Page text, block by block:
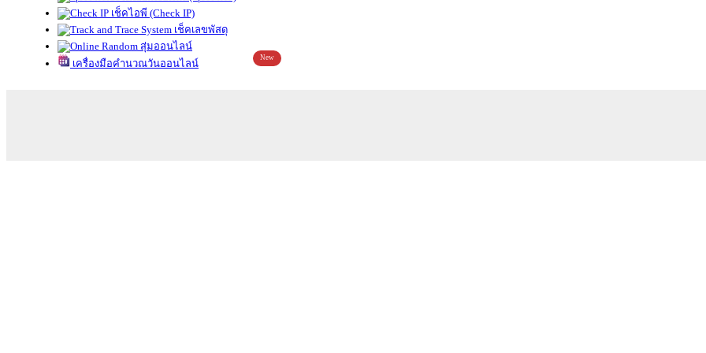
เช็คไอพี (Check IP)
เช็คเลขพัสดุ
สุ่มออนไลน์
เครื่องมือคำนวณวันออนไลน์
New